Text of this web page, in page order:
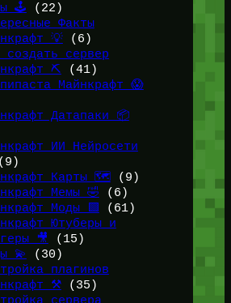
🕹️ (22)
Факты
💡(6)
создать сервер
⛏️ (41)
Майнкрафт 😱
Датапаки 📦
ИИ Нейросети
Карты 🗺️ (9)
Мемы 🤣 (6)
Моды 🟩
(61)
Ютуберы и
🎥
(15)
💫
(30)
плагинов
⚒️(35)